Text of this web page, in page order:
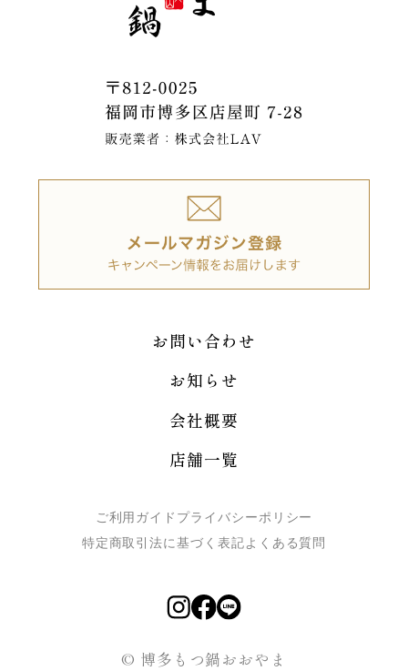
お問い合わせ
お知らせ
会社概要
店舗一覧
ご利用ガイド プライバシーポリシー
特定商取引法に基づく表記よくある質問
© 博多もつ鍋おおやま